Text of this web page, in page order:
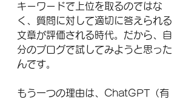
キーワードで上位を取るのではな
く、質問に対して適切に答えられる
文章が評価される時代。だから、自
分のブログで試してみようと思った
んです。
もう一つの理由は、ChatGPT（有